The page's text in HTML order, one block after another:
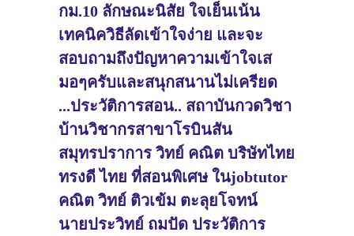
กม.10 ลักษณะนิสัย ใจเย็นเน้น
เทคนิควิธีลัดเข้าใจง่าย และจะ
สอบถามถึงปัญหาความเข้าใจเส
มอๆครับและสนุกสนานไม่เครียด
...ประวัติการสอน.. สถาบันกวดวิชา
บ้านวิชากรสาขาโรบินสัน
สมุทรปราการ วิทย์ คณิต บริษัทไทย
ทรงดี ไทย ที่สอนพิเศษ ในjobtutor
คณิต วิทย์ ติวเข้ม ตะลุยโจทน์
นายประวิทย์ ถมปัด ประวัติการ